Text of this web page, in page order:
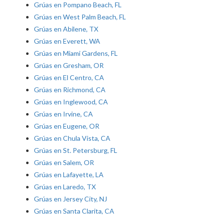
Grúas en Pompano Beach, FL
Grúas en West Palm Beach, FL
Grúas en Abilene, TX
Grúas en Everett, WA
Grúas en Miami Gardens, FL
Grúas en Gresham, OR
Grúas en El Centro, CA
Grúas en Richmond, CA
Grúas en Inglewood, CA
Grúas en Irvine, CA
Grúas en Eugene, OR
Grúas en Chula Vista, CA
Grúas en St. Petersburg, FL
Grúas en Salem, OR
Grúas en Lafayette, LA
Grúas en Laredo, TX
Grúas en Jersey City, NJ
Grúas en Santa Clarita, CA